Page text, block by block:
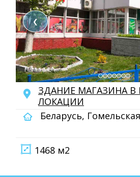
❮
ЗДАНИЕ МАГАЗИНА
ЛОКАЦИИ
Беларусь,
1468 м2